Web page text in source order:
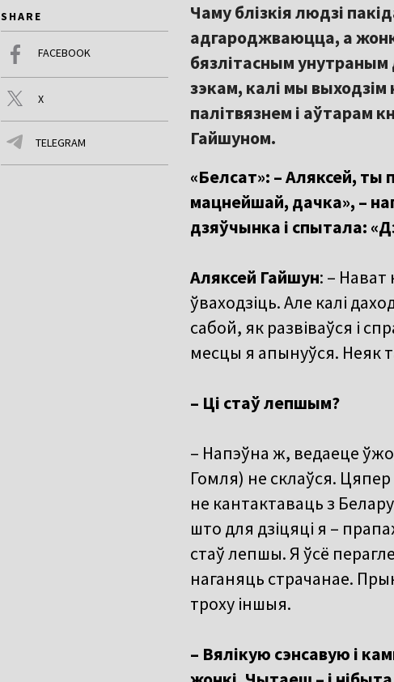
SHARE
FACEBOOK
X
TELEGRAM
Чаму блізкія людзі
адгароджваюцца, а
бязлітасным
зэкам, калі мы
палітвязнем і аўтарам
Гайшуном.
«Белсат»: – Аляксей, ты
мацнейшай, дачка», –
дзяўчынка і спытала:
Аляксей Гайшун: – Нават
ўваходзіць. Але калі
сабой, як развіваўся і
месцы я апынуўся. Неяк
– Ці стаў лепшым?
– Напэўна ж, ведаеце
Гомля) не склаўся.
не кантактаваць з
што для дзіцяці я –
стаў лепшы. Я ўсё
наганяць страчанае.
троху іншыя.
– Вялікую сэнсавую і